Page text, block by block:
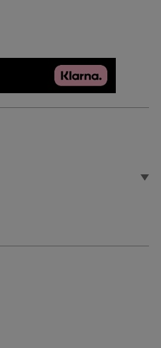
bei 30%. Kalt Bügeln.